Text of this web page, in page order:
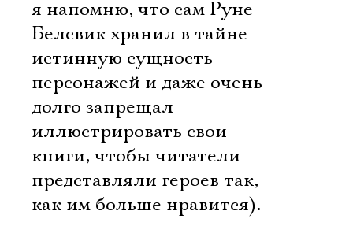
я напомню, что сам Руне
Белсвик хранил в тайне
истинную сущность
персонажей и даже очень
долго запрещал
иллюстрировать свои
книги, чтобы читатели
представляли героев так,
как им больше нравится).